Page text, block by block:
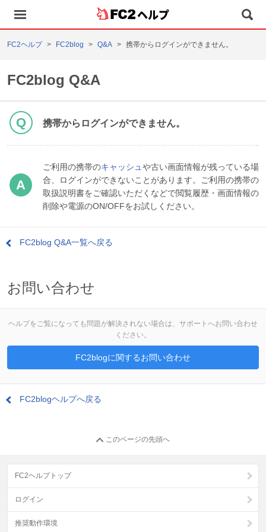
ヘルプ
FC2ヘルプ FC2blog Q&A 携帯からログインができません。
FC2blog Q&A
携帯からログインができません。
ご利用の携帯のキャッシュ や古い画面情報が残っている場
合、ログインができないことがあります。ご利用の携帯の
取扱説明書をご確認いただくなどで閲覧履歴・画面情報の
削除や電源のON/OFFをお試しください。
FC2blog Q&A一覧へ戻る
お問い合わせ
ヘルプをご覧になっても問題が解決されない場合は、サポートへお問い合わせ
ください。
FC2blogに関するお問い合わせ
FC2blogヘルプへ戻る
このページの先頭へ
FC2ヘルプトップ
ログイン
推奨動作環境